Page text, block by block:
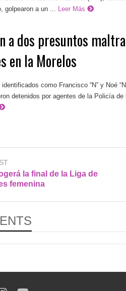
golpearon a un ...
Leer Más
a dos presuntos
en la Morelos
como Francisco “N” y Noé
detenidos por agentes de la Policía
la final de la Liga de
femenina